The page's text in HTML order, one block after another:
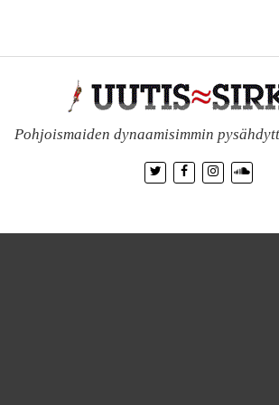
Pohjoismaiden dynaamisimmin